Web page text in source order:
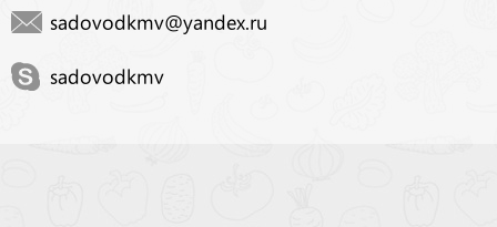
sadovodkmv@yandex.ru
sadovodkmv